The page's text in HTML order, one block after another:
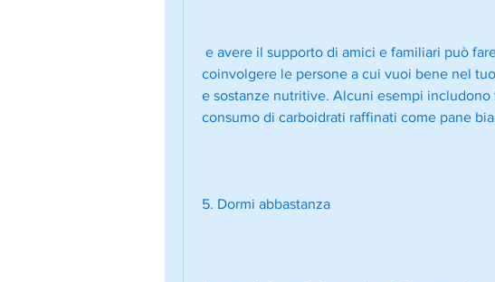
coinvolgere le persone a cui vuoi bene nel
e sostanze nutritive. Alcuni esempi
consumo di carboidrati raffinati come pane
5. Dormi abbastanza